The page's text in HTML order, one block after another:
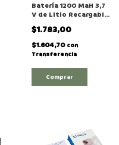
Batería 1200 MaH 3,7
V de Litio Recargable
18650 Etheos "ABLI-
1200"
$1.783,00
$1.604,70 con
Transferencia